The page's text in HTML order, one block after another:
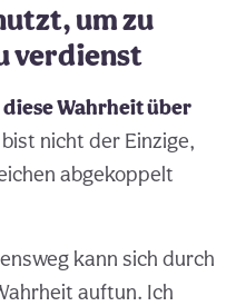
um zu
verdienst
diese Wahrheit über
nicht der Einzige,
abgekoppelt
kann sich durch
auftun. Ich